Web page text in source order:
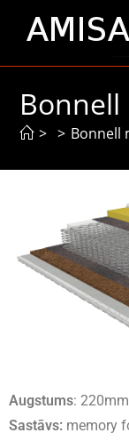
> > Bonnell
Augstums: 220mm
Sastāvs: memory